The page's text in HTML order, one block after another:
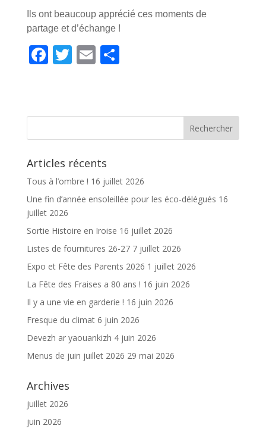
Ils ont beaucoup apprécié ces moments de
partage et d’échange !
F
b
k
T
er
E
l
P
g
Articles récents
Tous à l’ombre ! 16 juillet 2026
Une fin d’année ensoleillée pour les éco-délégués 16
juillet 2026
Sortie Histoire en Iroise 16 juillet 2026
Listes de fournitures 26-27 7 juillet 2026
Expo et Fête des Parents 2026 1 juillet 2026
La Fête des Fraises a 80 ans ! 16 juin 2026
Il y a une vie en garderie ! 16 juin 2026
Fresque du climat 6 juin 2026
Devezh ar yaouankizh 4 juin 2026
Menus de juin juillet 2026 29 mai 2026
Archives
juillet 2026
juin 2026